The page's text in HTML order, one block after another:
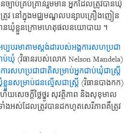
ច្បាប់គ្រប់គ្រាន់​រួមមាន​ អ្នកដែល​ត្រូវបាន​ឃុំ
រូវ​ នៅក្នុងមជ្ឈមណ្ឌល​បន្សាប​គ្រឿងញៀន​
ាន​ឃុំខ្លួន​ក្រោមហេតុផល​នយោបាយ ។​
ប្បបរមា​តាមស្ដង់ដា​របស់​អង្គការ​សហប្រជា
ាប់ឃុំ ​(វិធាន​របស់លោក​ Nelson Mandela)​
ារ​សហប្រជាជាតិ​សម្រាប់​អ្នកជាប់ឃុំ​ជាស្រ្តី
លួន​សម្រាប់​ជនល្មើស​ជាស្រ្តី ​(វិធានបាងកក)​
ើយ​សេចក្ដី​ថ្លៃថ្នូរ ​សុវត្ថិភាព​ និងសុខុមាល
ងអស់​ដែលត្រូវបាន​ដកហូត​សេរីភាព​គឺត្រូវ